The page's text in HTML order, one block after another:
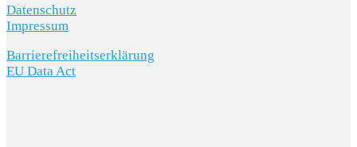
Datenschutz
Impressum
Barrierefreiheitserklärung
EU Data Act